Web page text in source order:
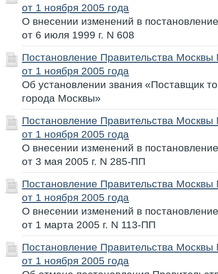
от 1 ноября 2005 года
О внесении изменений в
от 6 июля 1999 г. N 608
Постановление Правительства
от 1 ноября 2005 года
Об установлении звания «Поставщик
города Москвы»
Постановление Правительства
от 1 ноября 2005 года
О внесении изменений в
от 3 мая 2005 г. N 285-ПП
Постановление Правительства
от 1 ноября 2005 года
О внесении изменений в
от 1 марта 2005 г. N 113-ПП
Постановление Правительства
от 1 ноября 2005 года